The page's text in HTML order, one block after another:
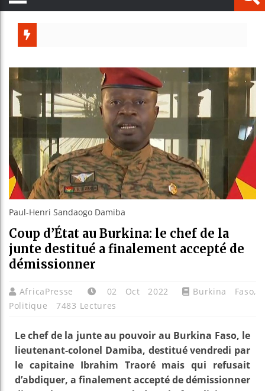
Paul-Henri Sandaogo Damiba
Coup d’État au Burkina: le chef de la
junte destitué a finalement accepté de
démissionner
AfricaPresse 02 Oct 2022 Burkina Faso,
Politique
7483 Lectures
Le chef de la junte au pouvoir au Burkina Faso, le
lieutenant-colonel Damiba, destitué vendredi par
le capitaine Ibrahim Traoré mais qui refusait
d’abdiquer, a finalement accepté de démissionner